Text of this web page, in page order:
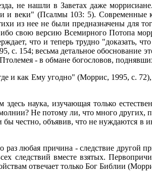
не нашли в Заветах даже
и веки" (Псалмы 103: 5).
из нее не были предназначены для
свою версию Всемирного Потопа
что и теперь трудно "доказать,
154; весьма детальное обоснование
- в обмане богословов,
и как Ему угодно" (Моррис, 1995, с.
наука, изучающая только
Не потому ли, что много
честно, объявив, что не нуждаются в
любая причина - следствие
следствий вместе взятых.
отвечает только Бог Библии